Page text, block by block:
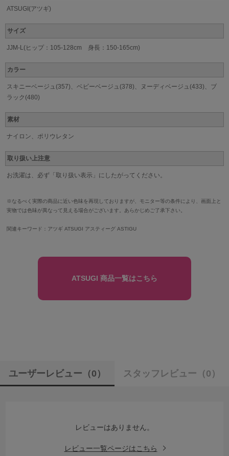
ATSUGI(アツギ)
サイズ
JJM-L(ヒップ：105-128cm 身長：150-165cm)
カラー
スキニーベージュ(357)、ベビーベージュ(378)、ヌーディベージュ(433)、ブ
ラック(480)
素材
ナイロン、ポリウレタン
取り扱い上注意
お洗濯は、必ず「取り扱い表示」にしたがってください。
※なるべく実際の商品に近い色味を再現しておりますが、モニター等の条件により、画面上と
実物では色味が異なって見える場合がございます。あらかじめご了承下さい。
関連キーワード：アツギ ATSUGI アスティーグ ASTIGU
ATSUGI 商品一覧はこちら
ユーザーレビュー （0） スタッフレビュー （0）
レビューはありません。
レビュー一覧ページはこちら